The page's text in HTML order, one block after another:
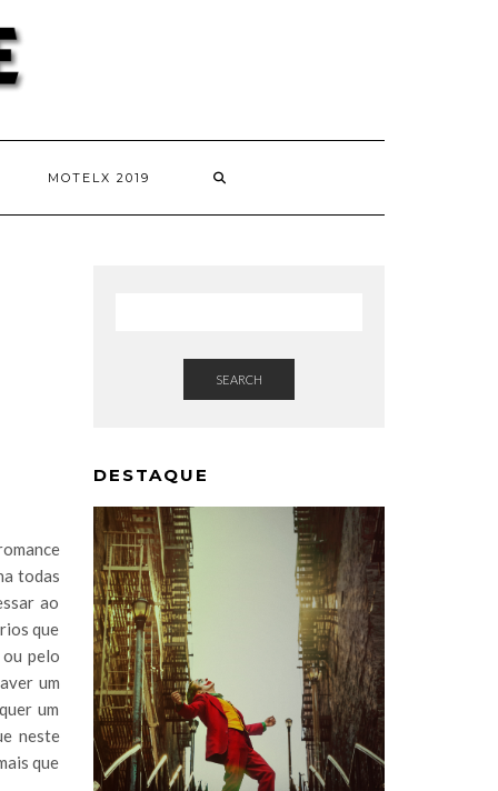
MOTELX 2019
todas
ao
que
ou pelo
um
um
neste
que
SEARCH
DESTAQUE